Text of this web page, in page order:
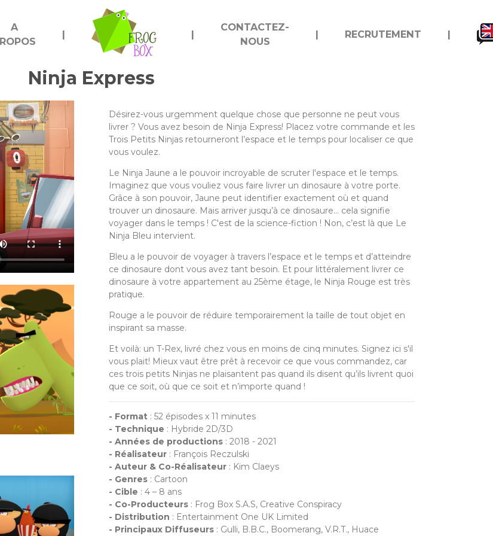
A
| |
CONTACTEZ-
NOUS
| RECRUTEMENT |
Ninja Express
Désirez-vous urgemment quelque chose que personne ne peut vous
livrer ? Vous avez besoin de Ninja Express! Placez votre commande et les
Trois Petits Ninjas retourneront l’espace et le temps pour localiser ce que
vous voulez.
Le Ninja Jaune a le pouvoir incroyable de scruter l'espace et le temps.
Imaginez que vous vouliez vous faire livrer un dinosaure à votre porte.
Grâce à son pouvoir, Jaune peut identifier exactement où et quand
trouver un dinosaure. Mais arriver jusqu’à ce dinosaure… cela signifie
voyager dans le temps ! C'est de la science-fiction ! Non, c’est là que Le
Ninja Bleu intervient.
Bleu a le pouvoir de voyager à travers l’espace et le temps et d’atteindre
ce dinosaure dont vous avez tant besoin. Et pour littéralement livrer ce
dinosaure à votre appartement au 25ème étage, le Ninja Rouge est très
pratique.
Rouge a le pouvoir de réduire temporairement la taille de tout objet en
inspirant sa masse.
Et voilà: un T-Rex, livré chez vous en moins de cinq minutes. Signez ici s'il
vous plait! Mieux vaut être prêt à recevoir ce que vous commandez, car
ces trois petits Ninjas ne plaisantent pas quand ils disent qu’ils livrent quoi
que ce soit, où que ce soit et n’importe quand !
- Format : 52 épisodes x 11 minutes
- Technique : Hybride 2D/3D
- Années de productions : 2018 - 2021
- Réalisateur : François Reczulski
- Auteur & Co-Réalisateur : Kim Claeys
- Genres : Cartoon
- Cible : 4 – 8 ans
- Co-Producteurs : Frog Box S.A.S, Creative Conspiracy
- Distribution : Entertainment One UK Limited
- Principaux Diffuseurs : Gulli, B.B.C., Boomerang, V.R.T., Huace